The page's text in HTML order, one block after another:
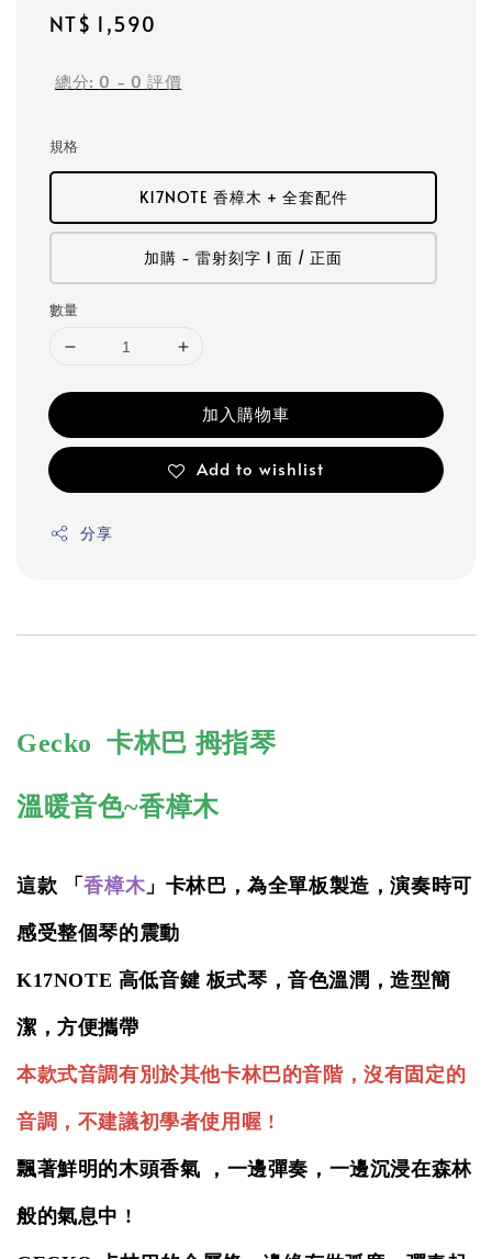
Regular
NT$ 1,590
總分: 0 - 0 評價
規格
K17NOTE 香樟木 + 全套配件
加購 - 雷射刻字 1 面 / 正面
數量
加入購物車
Add to wishlist
分享
Gecko 卡林巴 拇指琴
溫暖音色~香樟木
這款 「香樟木」卡林巴，為全單板製造，演奏時可
感受整個琴的震動
K17NOTE 高低音鍵 板式琴，音色溫潤 ，造型簡
潔，方便攜帶
本款式音調有別於其他卡林巴的音階，沒有固定的
音調， 不建議初學者使用喔 !
飄著鮮明的木頭香氣 ，一邊彈奏，一邊沉浸在森林
般的氣息中 !